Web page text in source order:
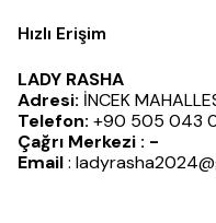
Hızlı Erişim
LADY RASHA
Adresi: İNCEK
Telefon: +90 505 043
Çağrı Merkezi : -
Email: